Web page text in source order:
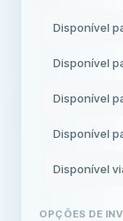
Disponível
Disponível
Disponível
Disponível
Disponível
OPÇÕES DE